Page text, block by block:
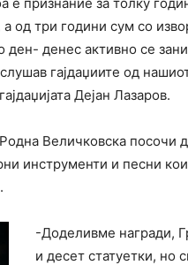
од три години сум со
денес активно се
гајдаџиите од
Дејан Лазаров.
Величковска посочи
инструменти и песни
-Доделивме награди,
и десет статуетки, но